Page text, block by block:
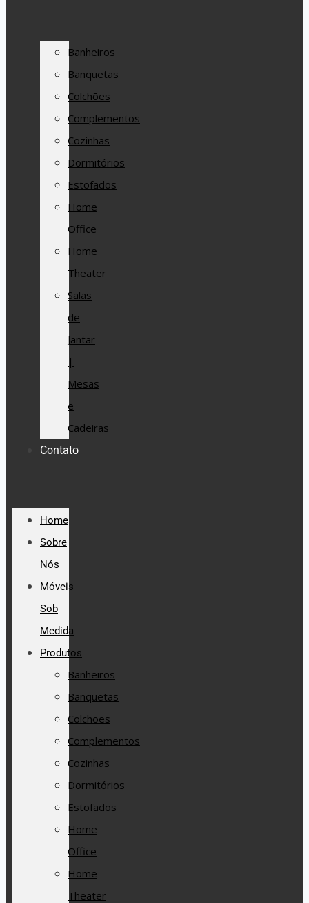
Banheiros
Banquetas
Colchões
Complementos
Cozinhas
Dormitórios
Estofados
Home
Office
Home
Theater
Salas
de
Jantar
|
Mesas
e
Cadeiras
Contato
Home
Sobre
Nós
Móveis
Sob
Medida
Produtos
Banheiros
Banquetas
Colchões
Complementos
Cozinhas
Dormitórios
Estofados
Home
Office
Home
Theater